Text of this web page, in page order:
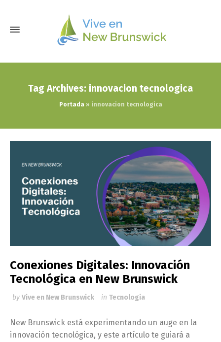
Tag Archives: innovacion tecnologica
Portada» innovacion tecnologica
Conexiones Digitales: Innovación
Tecnológica en New Brunswick
by Vive en New Brunswick in Tecnologia
New Brunswick está experimentando un auge en la
innovación tecnológica, y este artículo te guiará a